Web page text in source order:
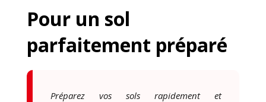
Pour un sol
parfaitement préparé
Préparez vos sols rapidement et